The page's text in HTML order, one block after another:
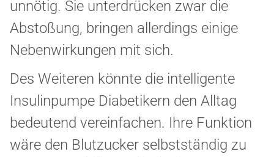
unnötig. Sie unterdrücken zwar die
Abstoßung, bringen allerdings einige
Nebenwirkungen mit sich.
Des Weiteren könnte die intelligente
Insulinpumpe Diabetikern den Alltag
bedeutend vereinfachen. Ihre Funktion
wäre den Blutzucker selbstständig zu